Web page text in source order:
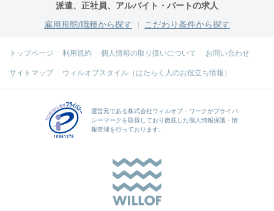
派遣、正社員、アルバイト・パートの求人
雇用形態/職種から探す
こだわり条件から探す
トップページ 利用規約 個人情報の取り扱いについて お問い合わせ
サイトマップ ウィルオブスタイル（はたらく人のお役立ち情報）
運営元である株式会社ウィルオブ・ワークがプライバ
シーマークを取得しており徹底した個人情報保護・情
報管理を行っております。